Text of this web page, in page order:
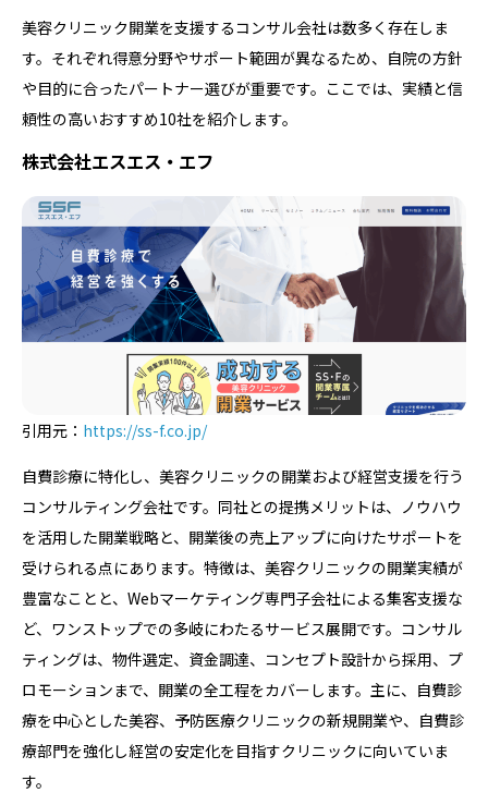
美容クリニック開業を支援するコンサル会社は数多く存在しま
す。それぞれ得意分野やサポート範囲が異なるため、自院の方針
や目的に合ったパートナー選びが重要です。ここでは、実績と信
頼性の高いおすすめ10社を紹介します。
株式会社エスエス・エフ
引用元： https://ss-f.co.jp/
自費診療に特化し、美容クリニックの開業および経営支援を行う
コンサルティング会社です。同社との提携メリットは、ノウハウ
を活用した開業戦略と、開業後の売上アップに向けたサポートを
受けられる点にあります。特徴は、美容クリニックの開業実績が
豊富なことと、Webマーケティング専門子会社による集客支援な
ど、ワンストップでの多岐にわたるサービス展開です。コンサル
ティングは、物件選定、資金調達、コンセプト設計から採用、プ
ロモーションまで、開業の全工程をカバーします。主に、自費診
療を中心とした美容、予防医療クリニックの新規開業や、自費診
療部門を強化し経営の安定化を目指すクリニックに向いていま
す。